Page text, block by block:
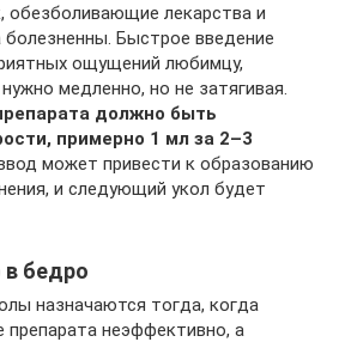
обезболивающие лекарства и
Быстрое введение
ощущений любимцу,
медленно, но не затягивая.
должно быть
примерно 1 мл за 2–3
может привести к образованию
и следующий укол будет
бедро
назначаются тогда, когда
неэффективно, а